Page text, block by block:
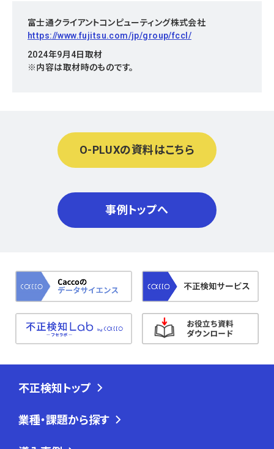
富士通クライアントコンピューティング株式会社
https://www.fujitsu.com/jp/group/fccl/
2024年9月4日取材
※内容は取材時のものです。
O-PLUXの資料はこちら
事例トップへ
不正検知トップ
業種・課題から探す